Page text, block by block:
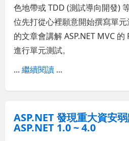
色地帶或 TDD (測試導向開發)
位先打從心裡願意開始撰寫單
的文章會講解 ASP.NET MVC
進行單元測試。
...繼續閱讀 ...
ASP.NET 發現重大資安
ASP.NET 1.0 ~ 4.0